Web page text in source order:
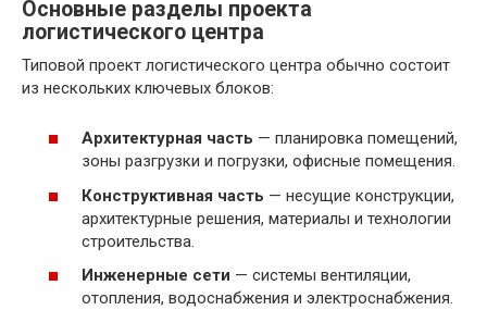
Основные разделы проекта
логистического центра
Типовой проект логистического центра обычно состоит
из нескольких ключевых блоков:
Архитектурная часть — планировка помещений,
зоны разгрузки и погрузки, офисные помещения.
Конструктивная часть — несущие конструкции,
архитектурные решения, материалы и технологии
строительства.
Инженерные сети — системы вентиляции,
отопления, водоснабжения и электроснабжения.